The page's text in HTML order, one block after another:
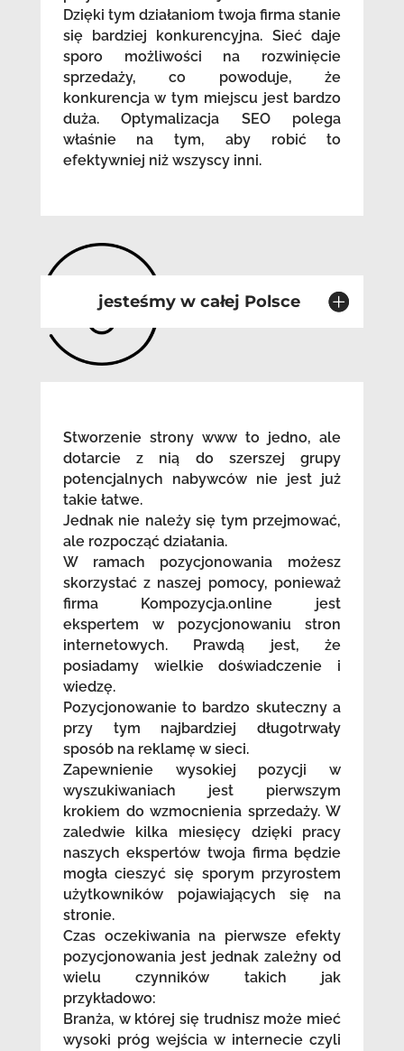
Dzięki tym działaniom twoja firma stanie
się bardziej konkurencyjna. Sieć daje
sporo możliwości na rozwinięcie
sprzedaży, co powoduje, że
konkurencja w tym miejscu jest bardzo
duża. Optymalizacja SEO polega
właśnie na tym, aby robić to
efektywniej niż wszyscy inni.
jesteśmy w całej Polsce
Stworzenie strony www to jedno, ale
dotarcie z nią do szerszej grupy
potencjalnych nabywców nie jest już
takie łatwe.
Jednak nie należy się tym przejmować,
ale rozpocząć działania.
W ramach pozycjonowania możesz
skorzystać z naszej pomocy, ponieważ
firma Kompozycja.online jest
ekspertem w pozycjonowaniu stron
internetowych. Prawdą jest, że
posiadamy wielkie doświadczenie i
wiedzę.
Pozycjonowanie to bardzo skuteczny a
przy tym najbardziej długotrwały
sposób na reklamę w sieci.
Zapewnienie wysokiej pozycji w
wyszukiwaniach jest pierwszym
krokiem do wzmocnienia sprzedaży. W
zaledwie kilka miesięcy dzięki pracy
naszych ekspertów twoja firma będzie
mogła cieszyć się sporym przyrostem
użytkowników pojawiających się na
stronie.
Czas oczekiwania na pierwsze efekty
pozycjonowania jest jednak zależny od
wielu czynników takich jak
przykładowo:
Branża, w której się trudnisz może mieć
wysoki próg wejścia w internecie czyli